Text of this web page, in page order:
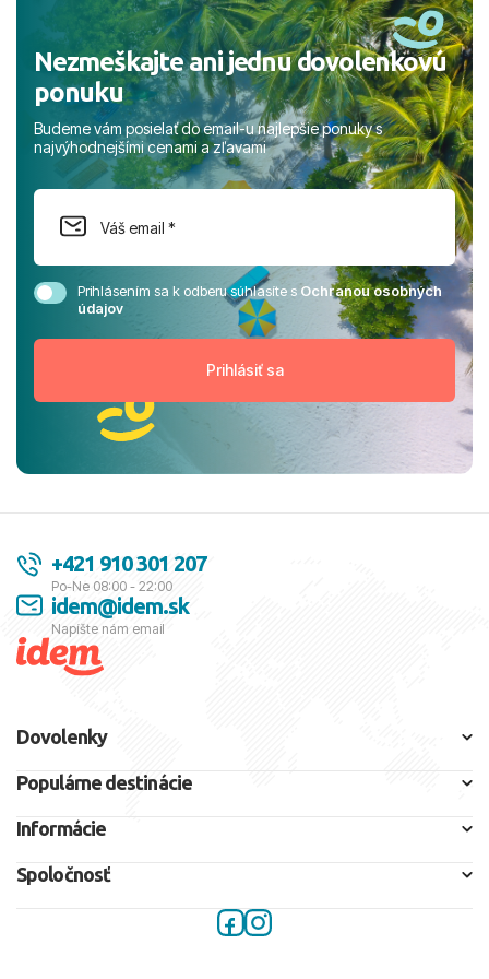
Nezmeškajte ani jednu dovolenkovú
ponuku
Budeme vám posielať do email-u najlepšie ponuky s
najvýhodnejšími cenami a zľavami
Prihlásením sa k odberu súhlasíte sOchranou osobných
údajov
+421 910 301 207
Po-Ne 08:00 - 22:00
idem@idem.sk
Napíšte nám email
Dovolenky
Populárne destinácie
Informácie
Spoločnosť